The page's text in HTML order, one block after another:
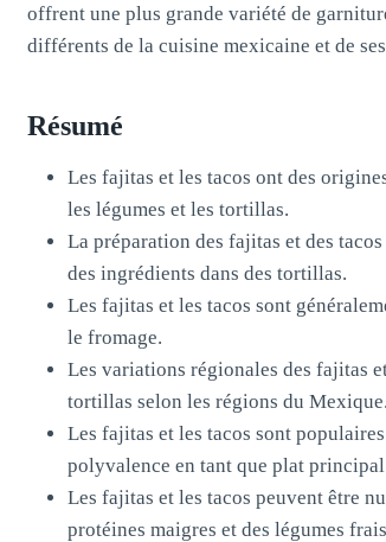
offrent une plus grande variété de
différents de la cuisine mexicaine et de
Résumé
Les fajitas et les tacos ont des
les légumes et les tortillas.
La préparation des fajitas et des
des ingrédients dans des tortillas.
Les fajitas et les tacos sont
le fromage.
Les variations régionales des fajitas
tortillas selon les régions du Mexique.
Les fajitas et les tacos sont
polyvalence en tant que plat
Les fajitas et les tacos peuvent être
protéines maigres et des légumes